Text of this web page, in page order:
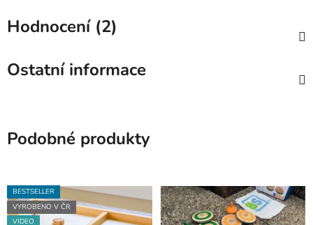
Hodnocení (2)
Ostatní informace
Podobné produkty
BESTSELLER
VYROBENO V ČR
VIDEO